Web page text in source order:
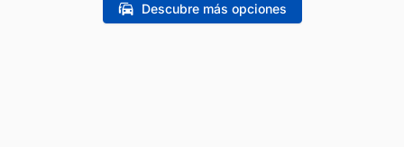
Descubre más opciones